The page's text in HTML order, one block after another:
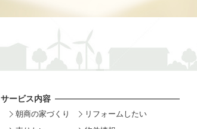
サービス内容
朝商の家づくり
リフォームしたい